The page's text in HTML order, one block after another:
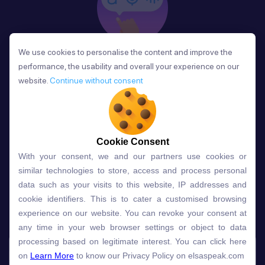
Phản Hồi
Sau mỗi bài học, người học nhận phản hồi về phát
âm và ngữ pháp ngay lập tức, giúp cải thiện kỹ năng
và tiến bộ nhanh chóng.
Lựa chọn gói học ELSA dành
cho bạn
Gói học Free Premium
Speech Analyzer
We use cookies to personalise the content and improve the
performance, the usability and overall your experience on our
website. Continue without consent
Cookie Consent
With your consent, we and our partners use cookies or
similar technologies to store, access and process personal
data such as your visits to this website, IP addresses and
cookie identifiers. This is to cater a customised browsing
experience on our website. You can revoke your consent at
any time in your web browser settings or object to data
processing based on legitimate interest. You can click here
on Learn More to know our Privacy Policy on elsaspeak.com
We use cookies to personalise the content and improve the
performance, the usability and overall your experience on our
website. Continue without consent
Cookie Consent
With your consent, we and our partners use cookies or
similar technologies to store, access and process personal
data such as your visits to this website, IP addresses and
cookie identifiers. This is to cater a customised browsing
experience on our website. You can revoke your consent at
any time in your web browser settings or object to data
processing based on legitimate interest. You can click here
on Learn More to know our Privacy Policy on elsaspeak.com